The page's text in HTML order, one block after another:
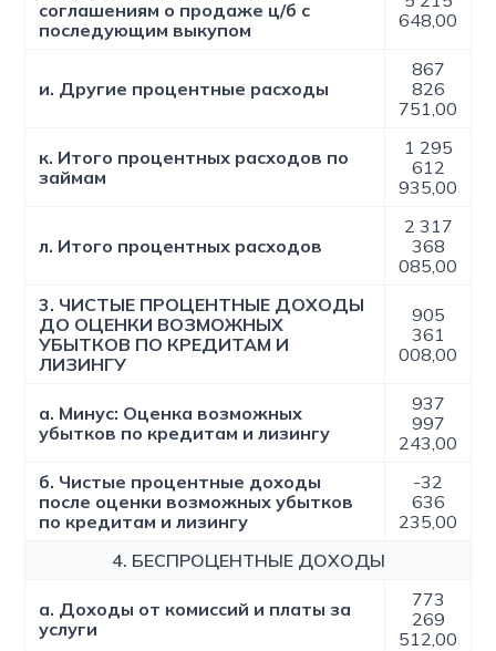
соглашениям о продаже ц/б с
последующим выкупом
648,00
и. Другие процентные расходы
867
826
751,00
к. Итого процентных расходов по
займам
1 295
612
935,00
л. Итого процентных расходов
2 317
368
085,00
3. ЧИСТЫЕ ПРОЦЕНТНЫЕ ДОХОДЫ
ДО ОЦЕНКИ ВОЗМОЖНЫХ
УБЫТКОВ ПО КРЕДИТАМ И
ЛИЗИНГУ
905
361
008,00
а. Минус: Оценка возможных
убытков по кредитам и лизингу
937
997
243,00
б. Чистые процентные доходы
после оценки возможных убытков
по кредитам и лизингу
-32
636
235,00
4. БЕСПРОЦЕНТНЫЕ ДОХОДЫ
а. Доходы от комиссий и платы за
услуги
773
269
512,00